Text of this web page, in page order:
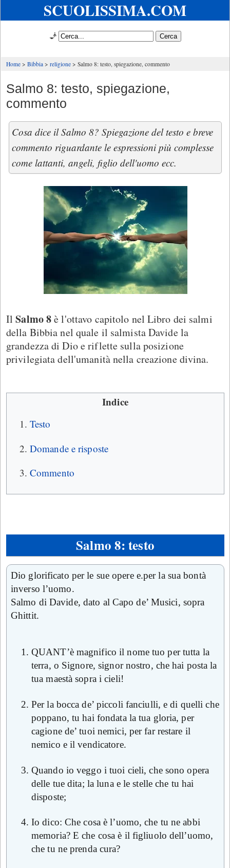
SCUOLISSIMA.COM
🧞
Home Bibbia religione Salmo 8: testo, spiegazione, commento
Salmo 8: testo, spiegazione,
commento
Cosa dice il Salmo 8? Spiegazione del testo e breve
commento riguardante le espressioni più complesse
come lattanti, angeli, figlio dell'uomo ecc.
IlSalmo 8è l'ottavo capitolo nel Libro dei salmi
della Bibbia nel quale il salmista Davide la
grandezza di Dio e riflette sulla posizione
privilegiata dell'umanità nella creazione divina.
Indice
Testo
Domande e risposte
Commento
Salmo 8: testo
Dio glorificato per le sue opere e.per la sua bontà
inverso l’uomo.
Salmo di Davide, dato al Capo de’ Musici, sopra
Ghittit.
QUANT’è magnifico il nome tuo per tutta la
terra, o Signore, signor nostro, che hai posta la
tua maestà sopra i cieli!
Per la bocca de’ piccoli fanciulli, e di quelli che
poppano, tu hai fondata la tua gloria, per
cagione de’ tuoi nemici, per far restare il
nemico e il vendicatore.
Quando io veggo i tuoi cieli, che sono opera
delle tue dita; la luna e le stelle che tu hai
disposte;
Io dico: Che cosa è l’uomo, che tu ne abbi
memoria? E che cosa è il figliuolo dell’uomo,
che tu ne prenda cura?